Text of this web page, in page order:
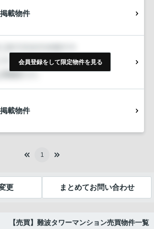
載物件
会員登録をして限定物件を見る
載物件
1
更 まとめてお問い合わせ
【売買】難波タワーマンション売買物件一覧